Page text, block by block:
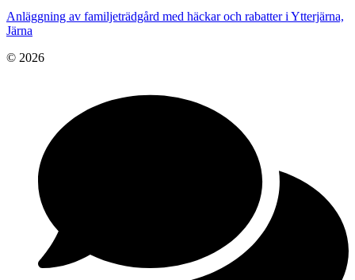
Anläggning av familjeträdgård med häckar och rabatter i Ytterjärna,
Järna
© 2026